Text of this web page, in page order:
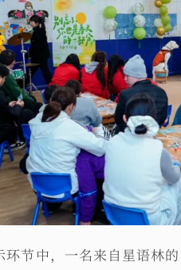
环节中，一名来自星语林